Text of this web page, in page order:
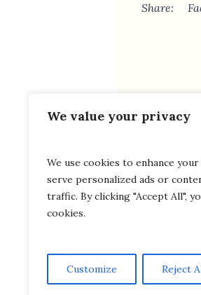
We value your privacy
We use cookies to enhance
serve personalized ads or
traffic. By clicking "Accept All",
cookies.
Customize Reject
Share: